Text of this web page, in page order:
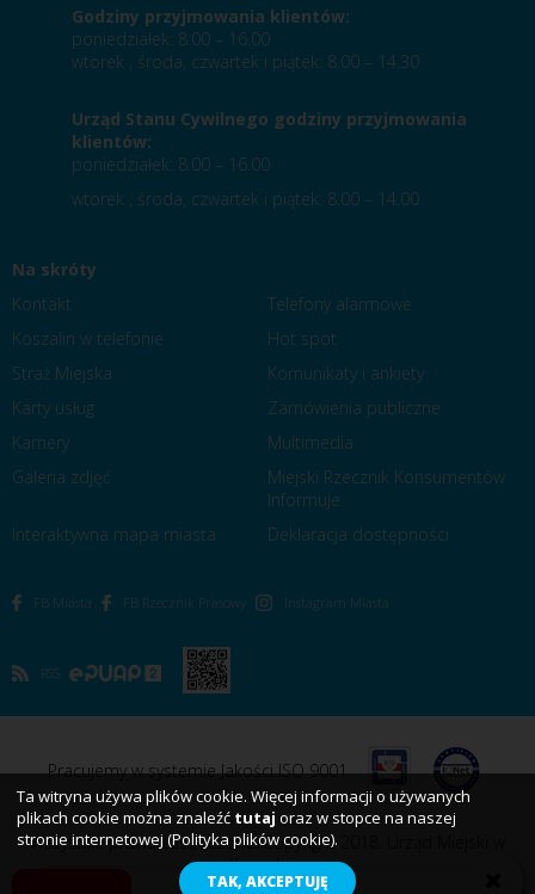
Godziny przyjmowania klientów:
poniedziałek: 8.00 – 16.00
wtorek , środa, czwartek i piątek: 8.00 – 14.30
Urząd Stanu Cywilnego godziny przyjmowania
klientów:
poniedziałek: 8.00 – 16.00
wtorek , środa, czwartek i piątek: 8.00 – 14.00
Na skróty
Kontakt
Telefony alarmowe
Koszalin w telefonie
Hot spot
Straż Miejska
Komunikaty i ankiety
Karty usług
Zamówienia publiczne
Kamery
Multimedia
Galeria zdjęć
Miejski Rzecznik Konsumentów
Informuje
Interaktywna mapa miasta
Deklaracja dostępności
FB Miasta FB Rzecznik Prasowy Instagram Miasta
RSS
Pracujemy w systemie Jakości ISO 9001
Wszystkie prawa zastrzeżone. Copyright 2018. Urząd Miejski w
Koszalinie
Ta witryna używa plików cookie. Więcej informacji o używanych
plikach cookie można znaleźć tutaj oraz w stopce na naszej
stronie internetowej (Polityka plików cookie).
TAK, AKCEPTUJĘ